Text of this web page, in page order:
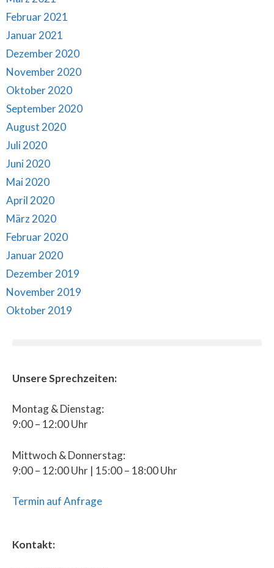
Februar 2021
Januar 2021
Dezember 2020
November 2020
Oktober 2020
September 2020
August 2020
Juli 2020
Juni 2020
Mai 2020
April 2020
März 2020
Februar 2020
Januar 2020
Dezember 2019
November 2019
Oktober 2019
Unsere Sprechzeiten:
Montag & Dienstag:
9:00 – 12:00 Uhr
Mittwoch & Donnerstag:
9:00 – 12:00 Uhr | 15:00 – 18:00 Uhr
Termin auf Anfrage
Kontakt: